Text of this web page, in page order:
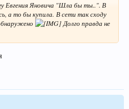
Евгения Яновича "Шла бы ты..". В
а то бы купила. В сети так сходу
Долго правда не